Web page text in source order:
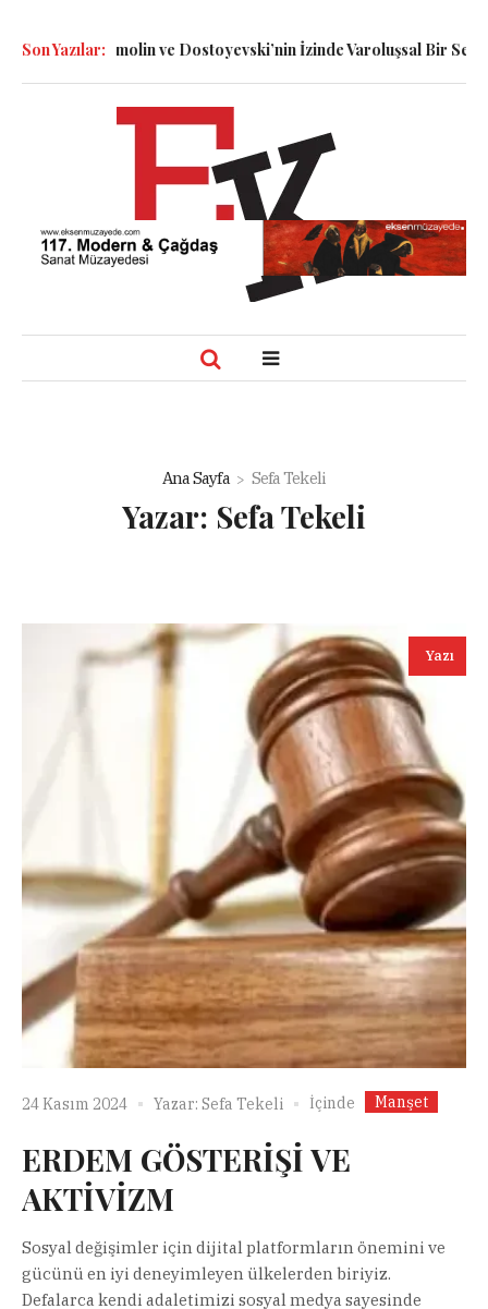
Son Yazılar:
Dennett, Smolin ve Dostoyevski’nin İzinde Varoluşsal Bir Sentez
Ana Sayfa Sefa Tekeli
Yazar: Sefa Tekeli
Yazı
24 Kasım 2024 Yazar: Sefa Tekeli İçinde Manşet
ERDEM GÖSTERİŞİ VE
AKTİVİZM
Sosyal değişimler için dijital platformların önemini ve
gücünü en iyi deneyimleyen ülkelerden biriyiz.
Defalarca kendi adaletimizi sosyal medya sayesinde